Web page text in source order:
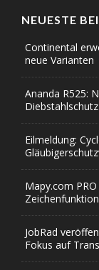
NEUESTE
Continental
neue Varianten
Ananda R525:
Diebstahlschutz
Eilmeldung:
Mapy.com
JobRad
Fokus auf